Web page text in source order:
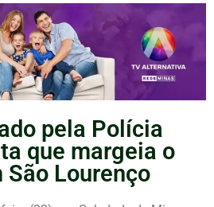
pela Polícia
que margeia o
São Lourenço